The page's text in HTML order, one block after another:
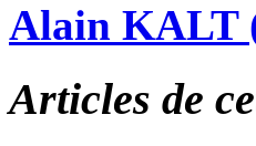
Alain KALT
Articles de